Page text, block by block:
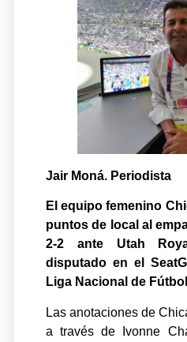
Jair Moná. Periodista
El equipo femenino
puntos de local al
2-2 ante Utah
disputado en el
Liga Nacional de
Las anotaciones de
a través de Ivonne